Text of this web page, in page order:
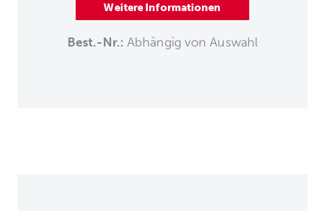
Weitere Informationen
Best.-Nr.: Abhängig von Auswahl